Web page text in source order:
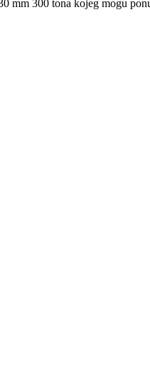
300 tona kojeg mogu